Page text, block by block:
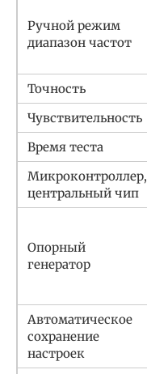
Ручной режим
диапазон частот
Точность
Чувствительность
Время теста
Микроконтроллер,
центральный чип
Опорный
генератор
Автоматическое
сохранение
настроек